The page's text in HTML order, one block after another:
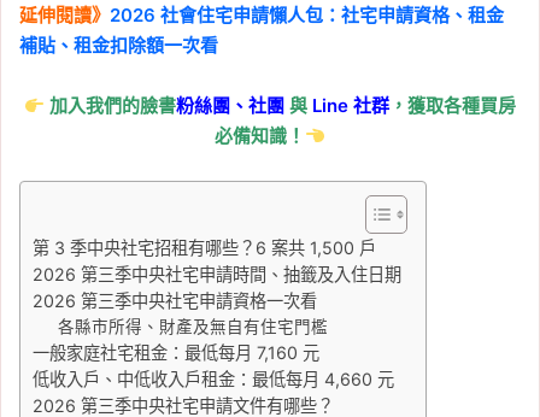
延伸閱讀》 2026 社會住宅申請懶人包：社宅申請資格、租金
補貼、租金扣除額一次看
加入我們的臉書粉絲團、社團與 Line社群 ，獲取各種買房
必備知識！
第 3 季中央社宅招租有哪些？6 案共 1,500 戶
2026 第三季中央社宅申請時間、抽籤及入住日期
2026 第三季中央社宅申請資格一次看
各縣市所得、財產及無自有住宅門檻
一般家庭社宅租金：最低每月 7,160 元
低收入戶、中低收入戶租金：最低每月 4,660 元
2026 第三季中央社宅申請文件有哪些？